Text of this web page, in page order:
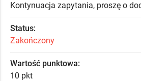
Kontynuacja zapytania, proszę o
Status:
Zakończony
Wartość punktowa:
10 pkt